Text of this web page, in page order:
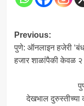
Post
Previous:
पुणे: ऑनलाइन हजेरी
हजार शाळांपैकी केवळ २
देखभाल दुरुस्तीच्या